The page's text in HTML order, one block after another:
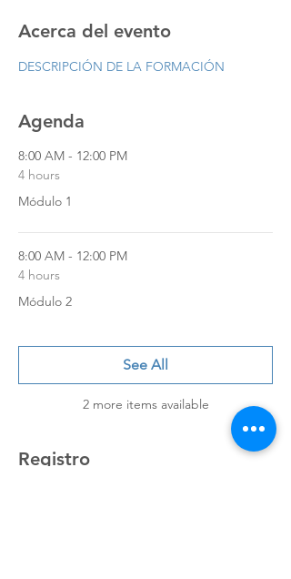
Acerca del evento
DESCRIPCIÓN DE LA FORMACIÓN
Agenda
8:00 AM - 12:00 PM
4 hours
Módulo 1
8:00 AM - 12:00 PM
4 hours
Módulo 2
2 more items available
See All
Registro